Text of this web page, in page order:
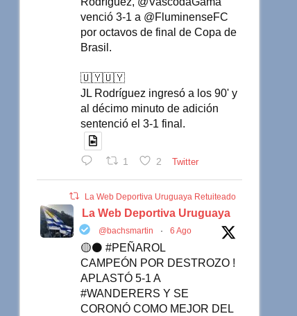
venció 3-1 a @FluminenseFC
por octavos de final de Copa de
Brasil.
🇺🇾🇺🇾
JL Rodríguez ingresó a los 90' y
al décimo minuto de adición
sentenció el 3-1 final.
1 2 Twitter
La Web Deportiva Uruguaya Retuiteado
La Web Deportiva Uruguaya
@bachsmartin · 6 Ago
🟡⚫️ #PEÑAROL
CAMPEÓN POR DESTROZO !
APLASTÓ 5-1 A
#WANDERERS Y SE
CORONÓ COMO MEJOR DEL